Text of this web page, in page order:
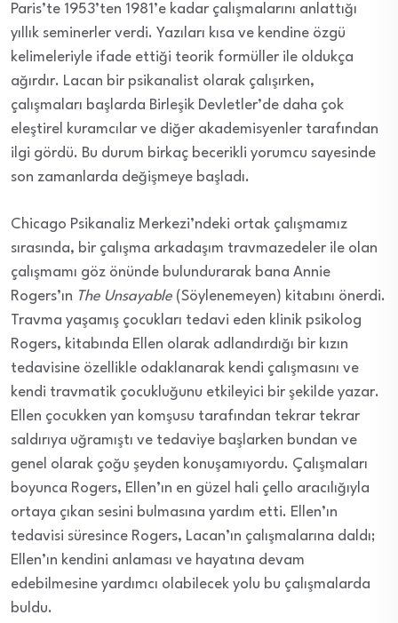
Paris’te 1953’ten 1981’e kadar çalışmalarını anlattığı
yıllık seminerler verdi. Yazıları kısa ve kendine özgü
kelimeleriyle ifade ettiği teorik formüller ile oldukça
ağırdır. Lacan bir psikanalist olarak çalışırken,
çalışmaları başlarda Birleşik Devletler’de daha çok
eleştirel kuramcılar ve diğer akademisyenler tarafından
ilgi gördü. Bu durum birkaç becerikli yorumcu sayesinde
son zamanlarda değişmeye başladı.
Chicago Psikanaliz Merkezi’ndeki ortak çalışmamız
sırasında, bir çalışma arkadaşım travmazedeler ile olan
çalışmamı göz önünde bulundurarak bana Annie
Rogers’ın The Unsayable (Söylenemeyen) kitabını önerdi.
Travma yaşamış çocukları tedavi eden klinik psikolog
Rogers, kitabında Ellen olarak adlandırdığı bir kızın
tedavisine özellikle odaklanarak kendi çalışmasını ve
kendi travmatik çocukluğunu etkileyici bir şekilde yazar.
Ellen çocukken yan komşusu tarafından tekrar tekrar
saldırıya uğramıştı ve tedaviye başlarken bundan ve
genel olarak çoğu şeyden konuşamıyordu. Çalışmaları
boyunca Rogers, Ellen’ın en güzel hali çello aracılığıyla
ortaya çıkan sesini bulmasına yardım etti. Ellen’ın
tedavisi süresince Rogers, Lacan’ın çalışmalarına daldı;
Ellen’ın kendini anlaması ve hayatına devam
edebilmesine yardımcı olabilecek yolu bu çalışmalarda
buldu.